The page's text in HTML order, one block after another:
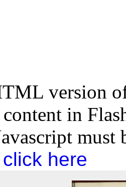
version
in
click here